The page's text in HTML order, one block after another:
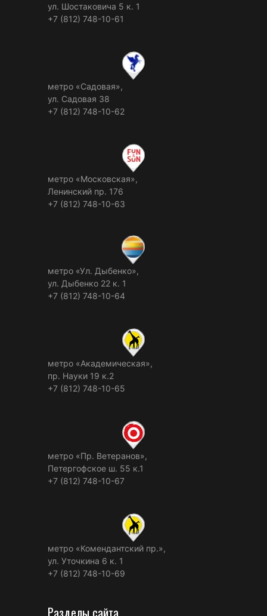
ул. Шостаковича 5 к. 1
+7 (812) 748-10-61
метро «Садовая»,
ул. Садовая 38
+7 (812) 748-10-62
метро «Московская»,
Ленинский пр. 176
+7 (812) 748-10-63
метро «Ул. Дыбенко»,
ул. Дыбенко 22 к. 1
+7 (812) 748-10-64
метро «Академическая»,
пр. Науки 19 к.2
+7 (812) 748-10-65
метро «Пр. Ветеранов»,
Петергофское ш. 55 к.1
+7 (812) 748-10-67
метро «Комендантский пр.»,
ул. Уточкина 6 к. 1
+7 (812) 748-10-69